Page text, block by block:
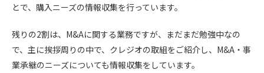
とで、購入ニーズの情報収集を行っています。
残りの2割は、M&Aに関する業務ですが、まだまだ勉強中なの
で、主に挨拶周りの中で、クレジオの取組をご紹介し、M&A・事
業承継のニーズについても情報収集をしています。